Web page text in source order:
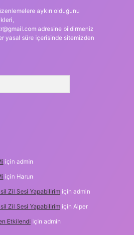
aykırı olduğunu
adresine bildirmeniz
yasal süre içerisinde sitemizden
için admin
için Harun
Zil Sesi Yapabilirimiçin admin
Zil Sesi Yapabilirimiçin Alper
Etkilendi için admin